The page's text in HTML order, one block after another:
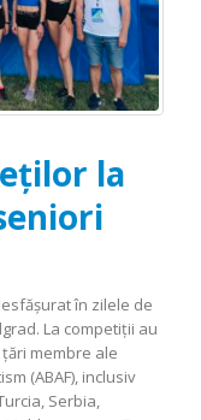
la
în zilele de
La competiții au
membre ale
(ABAF), inclusiv
Serbia,